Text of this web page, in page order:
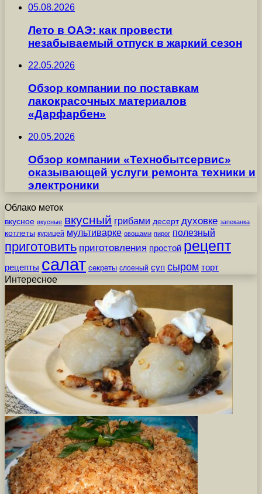
05.08.2026
Лето в ОАЭ: как провести
незабываемый отпуск в жаркий сезон
22.05.2026
Обзор компании по поставкам
лакокрасочных материалов
«Дарфарбен»
20.05.2026
Обзор компании «Технобытсервис»
оказывающей услуги ремонта техники и
электроники
Облако меток
вкусное вкусные вкусный грибами десерт духовке запеканка
котлеты курицей мультиварке овощами пирог полезный
приготовить приготовления простой рецепт
рецепты салат секреты слоеный суп сыром торт
Интересное